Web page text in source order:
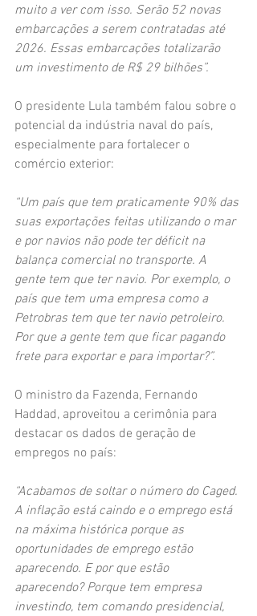
muito a ver com isso. Serão 52 novas
embarcações a serem contratadas até
2026. Essas embarcações totalizarão
um investimento de R$ 29 bilhões”.
O presidente Lula também falou sobre o
potencial da indústria naval do país,
especialmente para fortalecer o
comércio exterior:
“Um país que tem praticamente 90% das
suas exportações feitas utilizando o mar
e por navios não pode ter déficit na
balança comercial no transporte. A
gente tem que ter navio. Por exemplo, o
país que tem uma empresa como a
Petrobras tem que ter navio petroleiro.
Por que a gente tem que ficar pagando
frete para exportar e para importar?”.
O ministro da Fazenda, Fernando
Haddad, aproveitou a cerimônia para
destacar os dados de geração de
empregos no país:
“Acabamos de soltar o número do Caged.
A inflação está caindo e o emprego está
na máxima histórica porque as
oportunidades de emprego estão
aparecendo. E por que estão
aparecendo? Porque tem empresa
investindo, tem comando presidencial,